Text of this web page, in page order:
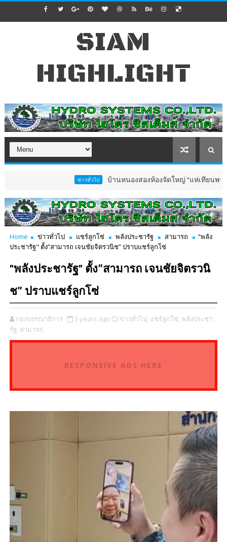
SIAM
HIGHLIGHT
บ้านหนองสองห้องจัดใหญ่ “แห่เทียนพรรษา–ผ้าป่า
Home ข่าวทั่วไป แชร์ลูกโซ่ พลังประชารัฐ สามารถ
"พลัง
ประชารัฐ" ตั้ง”สามารถ เจนชัยจิตรวนิช” ปราบแชร์ลูกโซ่
"พลังประชารัฐ" ตั้ง”สามารถ เจนชัยจิตรวนิ
ช” ปราบแชร์ลูกโซ่
กองบรรณาธิการ 3 years ago ข่าวทั่วไป, แชร์ลูกโซ่, พลังประชา
รัฐ, สามารถ,
RESPONSIVE ADS HERE